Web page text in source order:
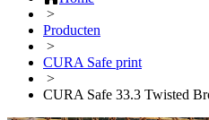
>
Producten
>
CURA Safe print
>
CURA Safe 33.3 Twisted